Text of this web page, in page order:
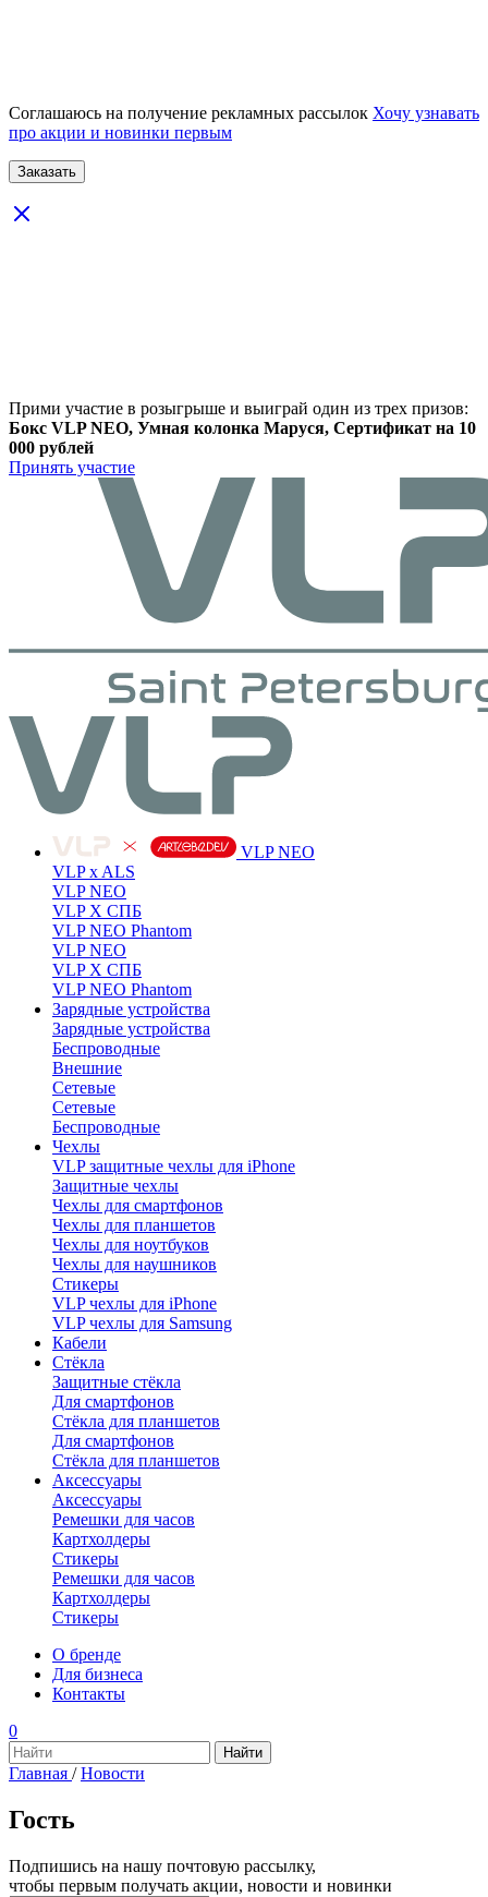
Соглашаюсь на получение рекламных рассылок Хочу узнавать
про акции и новинки первым
Прими участие в розыгрыше и выиграй один из трех призов:
Бокс VLP NEO, Умная колонка Маруся, Сертификат на 10
000 рублей
Принять участие
VLP NEO
VLP x ALS
VLP NEO
VLP X СПБ
VLP NEO Phantom
VLP NEO
VLP X СПБ
VLP NEO Phantom
Зарядные устройства
Зарядные устройства
Беспроводные
Внешние
Сетевые
Сетевые
Беспроводные
Чехлы
VLP защитные чехлы для iPhone
Защитные чехлы
Чехлы для смартфонов
Чехлы для планшетов
Чехлы для ноутбуков
Чехлы для наушников
Стикеры
VLP чехлы для iPhone
VLP чехлы для Samsung
Кабели
Стёкла
Защитные стёкла
Для смартфонов
Стёкла для планшетов
Для смартфонов
Стёкла для планшетов
Аксессуары
Аксессуары
Ремешки для часов
Картхолдеры
Стикеры
Ремешки для часов
Картхолдеры
Стикеры
О бренде
Для бизнеса
Контакты
0
Главная / Новости
Гость
Подпишись на нашу почтовую рассылку,
чтобы первым получать акции, новости и новинки